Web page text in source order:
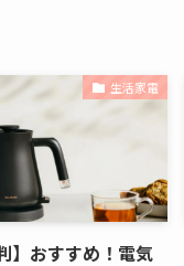
生活家電
】おすすめ！電気